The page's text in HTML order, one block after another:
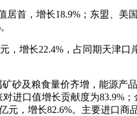
首，增长18.9%；东盟、美
，增长22.4%，占同期天津
砂及粮食量价齐增，能源产
进口值增长贡献度为83.9%
元，增长82.6%。主要进口商